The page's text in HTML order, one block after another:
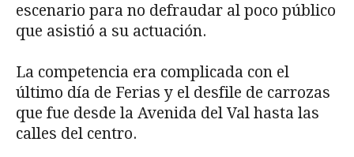
escenario para no defraudar al poco público
que asistió a su actuación.
La competencia era complicada con el
último día de Ferias y el desfile de carrozas
que fue desde la Avenida del Val hasta las
calles del centro.